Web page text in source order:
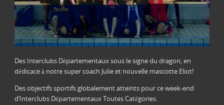
Des Interclubs Départementaux sous le signe du dragon, en
dédicace à notre super coach Julie et nouvelle mascotte Eliot!
Des objectifs sportifs globalement atteints pour ce week-end
d’Interclubs Départementaux Toutes Catégories.